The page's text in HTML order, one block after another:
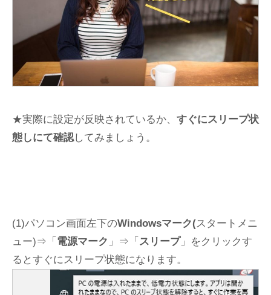
★実際に設定が反映されているか、 すぐにスリープ状
態しにて確認してみましょう。
(1)パソコン画面左下のWindowsマーク(スタートメニ
ュー)⇒「 電源マーク 」⇒「 スリープ」をクリックす
るとすぐにスリープ状態になります。